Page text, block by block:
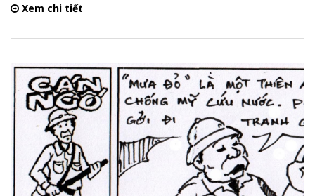
Xem chi tiết